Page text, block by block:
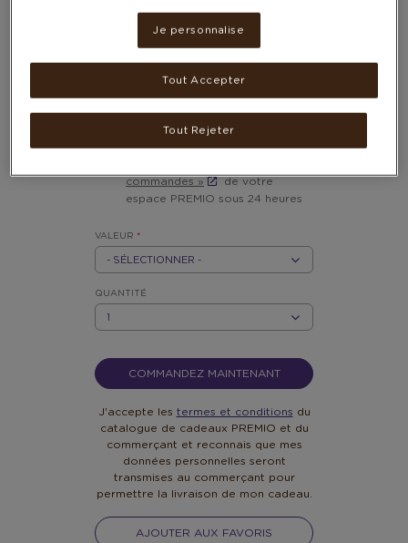
CARTE CADEAU
DECATHLON
Après l’achat, votre carte-
cadeau sera disponible dans la
commandes »
de votre
espace PREMIO sous 24 heures
VALEUR *
5
QUANTITÉ
COMMANDEZ MAINTENANT
J'accepte les termes et conditions du
catalogue de cadeaux PREMIO et du
commerçant et reconnais que mes
données personnelles seront
transmises au commerçant pour
permettre la livraison de mon cadeau.
AJOUTER AUX FAVORIS
Je personnalise
Tout Rejeter
Tout Accepter